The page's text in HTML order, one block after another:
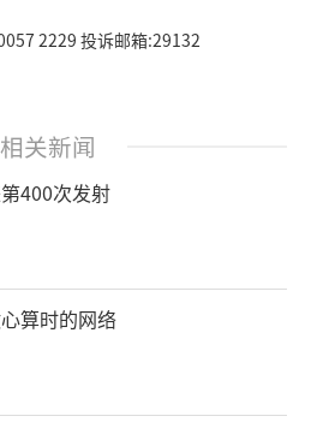
2229 投诉邮箱:29132
相关新闻
400次发射
算时的网络